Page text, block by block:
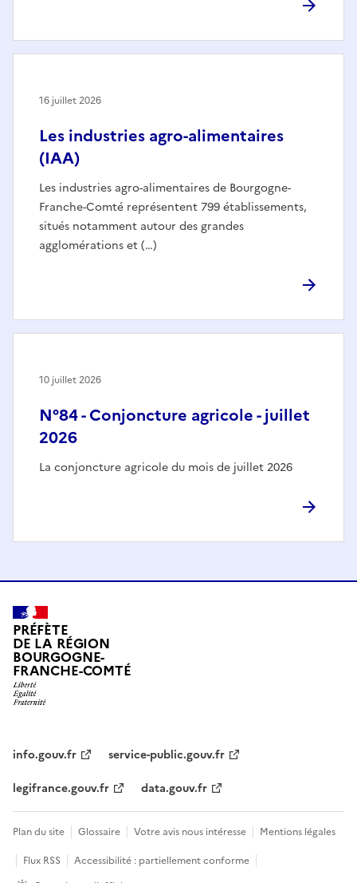
Les industries agro-alimentaires
(IAA)
Les industries agro-alimentaires de Bourgogne-
Franche-Comté représentent 799 établissements,
situés notamment autour des grandes
agglomérations et (…)
16 juillet 2026
N°84 - Conjoncture agricole - juillet
2026
La conjoncture agricole du mois de juillet 2026
10 juillet 2026
PRÉFÈTE
DE LA RÉGION
BOURGOGNE-
FRANCHE-COMTÉ
info.gouv.fr
service-public.gouv.fr
legifrance.gouv.fr
data.gouv.fr
Plan du site Glossaire Votre avis nous intéresse
Mentions légales
Flux RSS
Accessibilité : partiellement conforme